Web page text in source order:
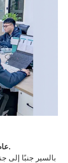
عام 2025 هو عام محوري مليء بالفرص والتحديات.